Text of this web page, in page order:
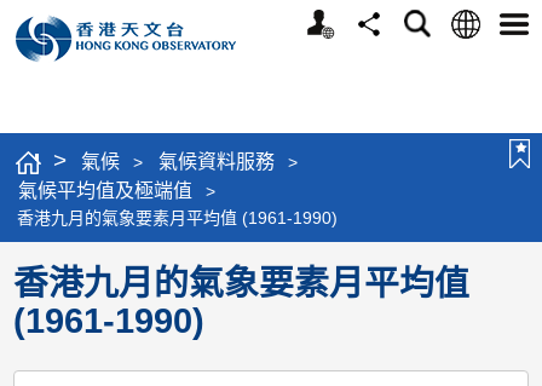
個
分
搜
語
選
> 氣候 > 氣候資料服務 >
氣候平均值及極端值
>
香港九月的氣象要素月平均值 (1961-1990)
香港九月的氣象要素月平均值
(1961-1990)